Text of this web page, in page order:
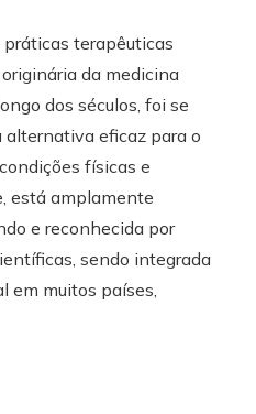
práticas terapêuticas
da medicina
dos séculos, foi se
alternativa eficaz para o
físicas e
está amplamente
e reconhecida por
sendo integrada
em muitos países,